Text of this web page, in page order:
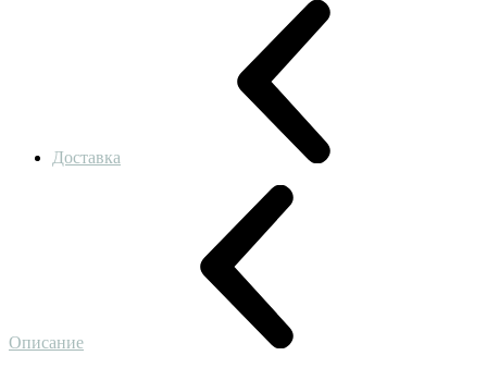
Доставка
Описание